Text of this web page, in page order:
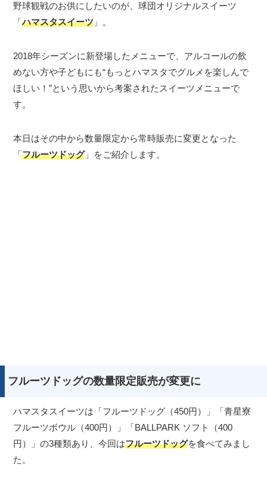
野球観戦のお供にしたいのが、球団オリジナルスイーツ
「ハマスタスイーツ 」。
2018年シーズンに新登場したメニューで、アルコールの飲
めない方や子どもにも“もっとハマスタでグルメを楽しんで
ほしい！”という思いから考案されたスイーツメニューで
す。
本日はその中から数量限定から常時販売に変更となった
「フルーツドッグ」をご紹介します。
フルーツドッグの数量限定販売が変更に
ハマスタスイーツは「フルーツドッグ（450円）」「青星寮
フルーツボウル（400円）」「BALLPARK ソフト（400
円）」の3種類あり、今回はフルーツドッグを食べてみまし
た。